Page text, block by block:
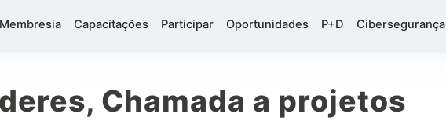
Membresia Capacitações Participar Oportunidades P+D Cibersegurança
Chamada a projetos